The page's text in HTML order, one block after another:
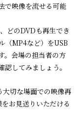
で映像を流せる可能
どのDVDも再生でき
（MP4など）をUSB
。会場の担当者の方
してみましょう。
大切な場面での映像再
お見送りいただける